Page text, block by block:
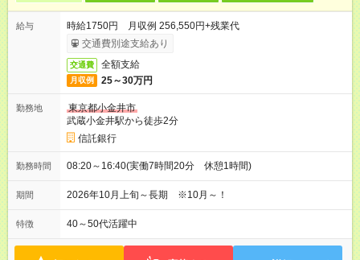
給与
時給1750円 月収例 256,550円+残業代
交通費別途支給あり
交通費 全額支給
月収例 25～30万円
勤務地
東京都小金井市
武蔵小金井駅から徒歩2分
信託銀行
勤務時間 08:20～16:40(実働7時間20分 休憩1時間)
期間 2026年10月上旬～長期 ※10月～！
特徴 40～50代活躍中